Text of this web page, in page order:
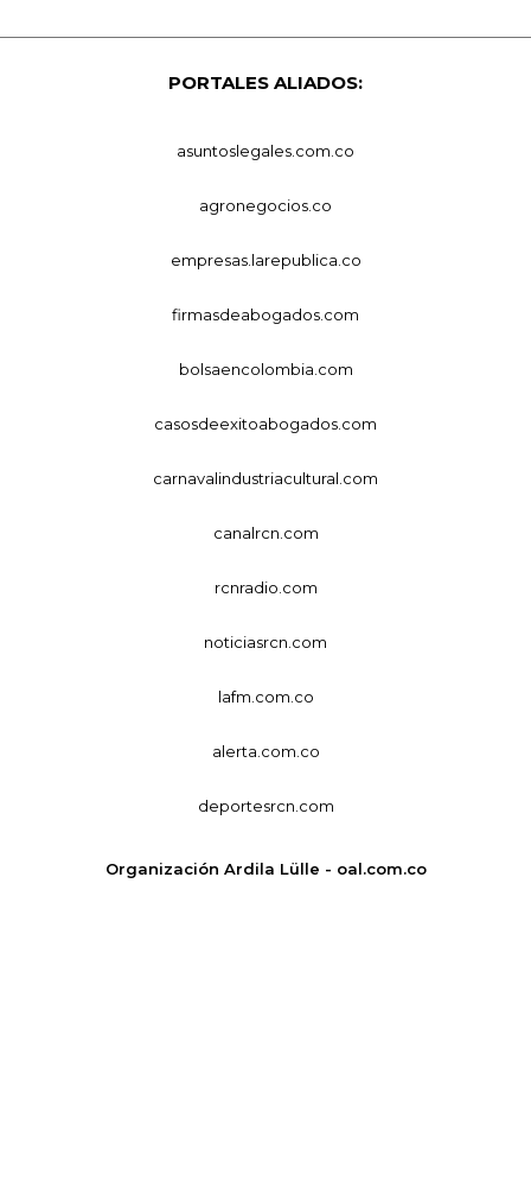
PORTALES ALIADOS:
asuntoslegales.com.co
agronegocios.co
empresas.larepublica.co
firmasdeabogados.com
bolsaencolombia.com
casosdeexitoabogados.com
carnavalindustriacultural.com
canalrcn.com
rcnradio.com
noticiasrcn.com
lafm.com.co
alerta.com.co
deportesrcn.com
Organización Ardila Lülle - oal.com.co